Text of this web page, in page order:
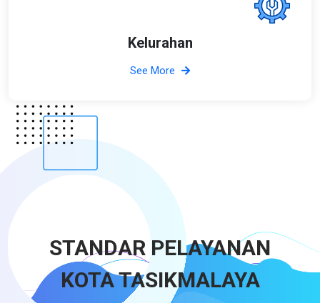
Kelurahan
See More
STANDAR PELAYANAN
KOTA TASIKMALAYA